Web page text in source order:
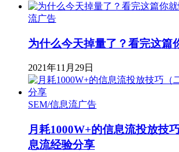
流广告
为什么今天掉量了？看完这篇
2021年11月29日
SEM/信息流广告
月耗1000W+的信息流投放技
息流经验分享